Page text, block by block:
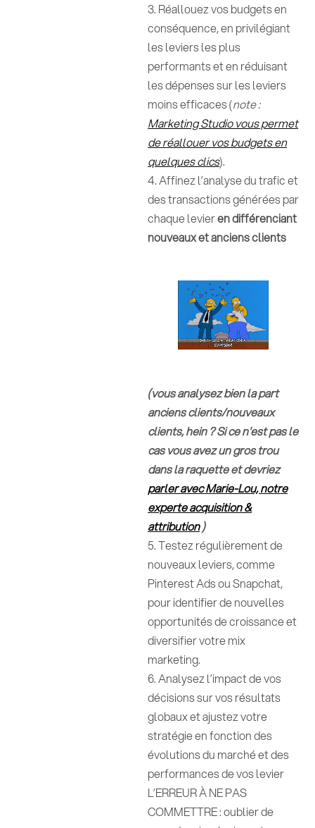
3. Réallouez vos budgets en
conséquence, en privilégiant
les leviers les plus
performants et en réduisant
les dépenses sur les leviers
moins efficaces (note :
Marketing Studio vous permet
de réallouer vos budgets en
quelques clics).
4. Affinez l’analyse du trafic et
des transactions générées par
chaque levieren différenciant
nouveaux et anciens clients
(vous analysez bien la part
anciens clients/nouveaux
clients, hein ? Si ce n'est pas le
cas vous avez un gros trou
dans la raquette et devriez
parler avec Marie-Lou, notre
experte acquisition &
attribution)
5. Testez régulièrement de
nouveaux leviers, comme
Pinterest Ads ou Snapchat,
pour identifier de nouvelles
opportunités de croissance et
diversifier votre mix
marketing.
6. Analysez l’impact de vos
décisions sur vos résultats
globaux et ajustez votre
stratégie en fonction des
évolutions du marché et des
performances de vos levier
L’ERREUR À NE PAS
COMMETTRE : oublier de